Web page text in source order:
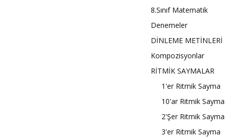
8.Sınıf Matematik
Denemeler
DİNLEME METİNLERİ
Kompozisyonlar
RİTMİK SAYMALAR
1'er Ritmik Sayma
10'ar Ritmik Sayma
2'Şer Ritmik Sayma
3'er Ritmik Sayma